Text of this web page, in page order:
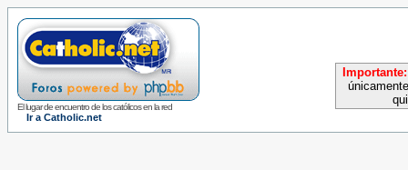
El lugar de encuentro de los católicos en la red
Ir a Catholic.net
Importante: